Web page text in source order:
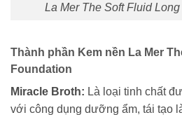
La Mer The Soft Fluid
Thành phần Kem nền La Mer
Foundation
Miracle Broth: Là loại tinh chất
với công dụng dưỡng ẩm, tái tạo